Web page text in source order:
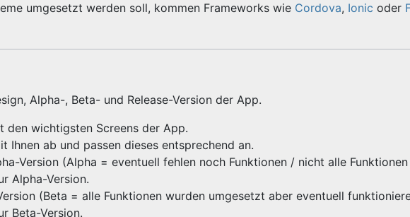
umgesetzt werden soll, kommen Frameworks wie Cordova, Ionic oder
Alpha-, Beta- und Release-Version der App.
den wichtigsten Screens der App.
Ihnen ab und passen dieses entsprechend an.
Version (Alpha = eventuell fehlen noch Funktionen / nicht alle
Alpha-Version.
(Beta = alle Funktionen wurden umgesetzt aber eventuell
Beta-Version.